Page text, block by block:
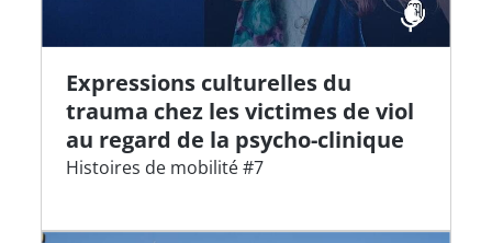
Expressions culturelles du
trauma chez les victimes de viol
au regard de la psycho-clinique
Histoires de mobilité #7